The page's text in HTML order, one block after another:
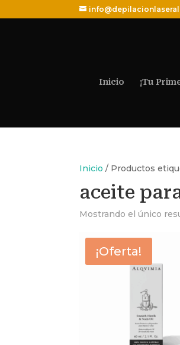
Inicio ¡Tu
Inicio / Productos
aceite
Mostrando el único
¡Oferta!